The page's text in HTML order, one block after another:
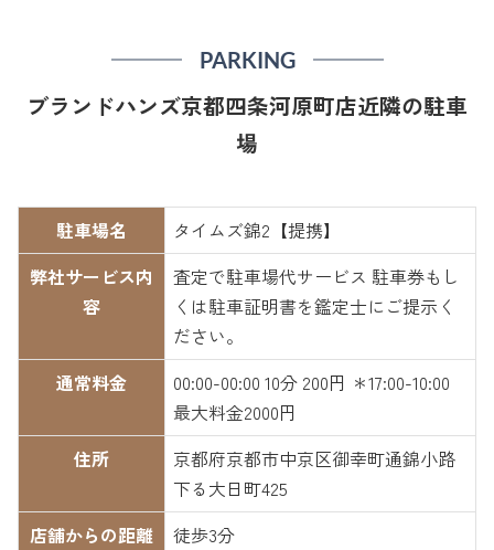
PARKING
ブランドハンズ京都四条河原町店近隣の駐車
場
駐車場名
タイムズ錦2【提携】
弊社サービス内
容
査定で駐車場代サービス 駐車券もし
くは駐車証明書を鑑定士にご提示く
ださい。
通常料金
00:00-00:00 10分 200円 ＊17:00-10:00
最大料金2000円
住所
京都府京都市中京区御幸町通錦小路
下る大日町425
店舗からの距離
徒歩3分